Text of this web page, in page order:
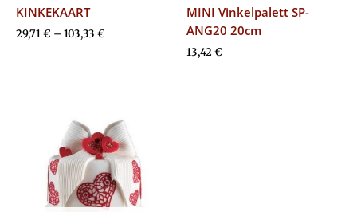
KINKEKAART
29,71€ –103,33 €
MINI Vinkelpalett SP-
ANG20 20cm
13,42€